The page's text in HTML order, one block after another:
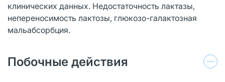
клинических данных. Недостаточность лактазы,
непереносимость лактозы, глюкозо-галактозная
мальабсорбция.
Побочные действия